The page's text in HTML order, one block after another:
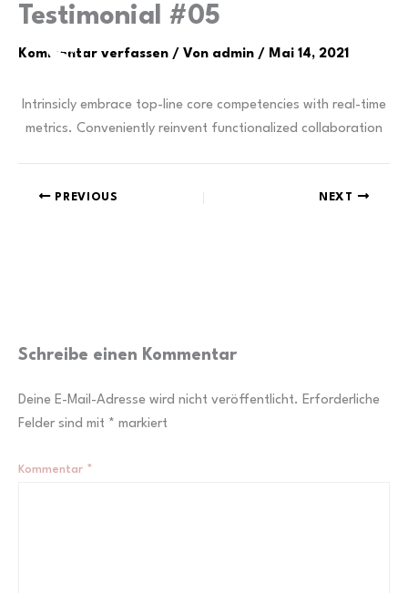
Zum
springen
Testimonial #05
Kommentar verfassen / Von admin / Mai 14, 2021
Intrinsicly embrace top-line core competencies with real-time
metrics. Conveniently reinvent functionalized collaboration
PREVIOUS NEXT
Schreibe einen Kommentar
Deine E-Mail-Adresse wird nicht veröffentlicht. Erforderliche
Felder sind mit * markiert
Kommentar *